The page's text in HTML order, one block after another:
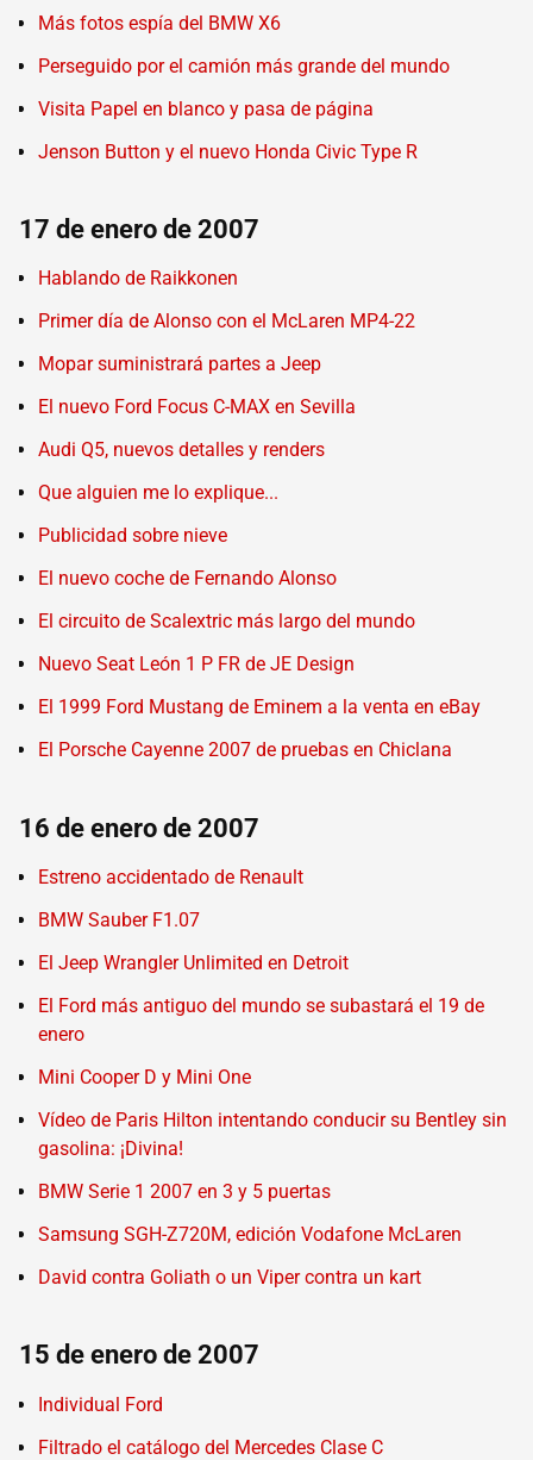
Más fotos espía del BMW X6
Perseguido por el camión más grande del mundo
Visita Papel en blanco y pasa de página
Jenson Button y el nuevo Honda Civic Type R
17 de enero de 2007
Hablando de Raikkonen
Primer día de Alonso con el McLaren MP4-22
Mopar suministrará partes a Jeep
El nuevo Ford Focus C-MAX en Sevilla
Audi Q5, nuevos detalles y renders
Que alguien me lo explique...
Publicidad sobre nieve
El nuevo coche de Fernando Alonso
El circuito de Scalextric más largo del mundo
Nuevo Seat León 1 P FR de JE Design
El 1999 Ford Mustang de Eminem a la venta en eBay
El Porsche Cayenne 2007 de pruebas en Chiclana
16 de enero de 2007
Estreno accidentado de Renault
BMW Sauber F1.07
El Jeep Wrangler Unlimited en Detroit
El Ford más antiguo del mundo se subastará el 19 de
enero
Mini Cooper D y Mini One
Vídeo de Paris Hilton intentando conducir su Bentley sin
gasolina: ¡Divina!
BMW Serie 1 2007 en 3 y 5 puertas
Samsung SGH-Z720M, edición Vodafone McLaren
David contra Goliath o un Viper contra un kart
15 de enero de 2007
Individual Ford
Filtrado el catálogo del Mercedes Clase C